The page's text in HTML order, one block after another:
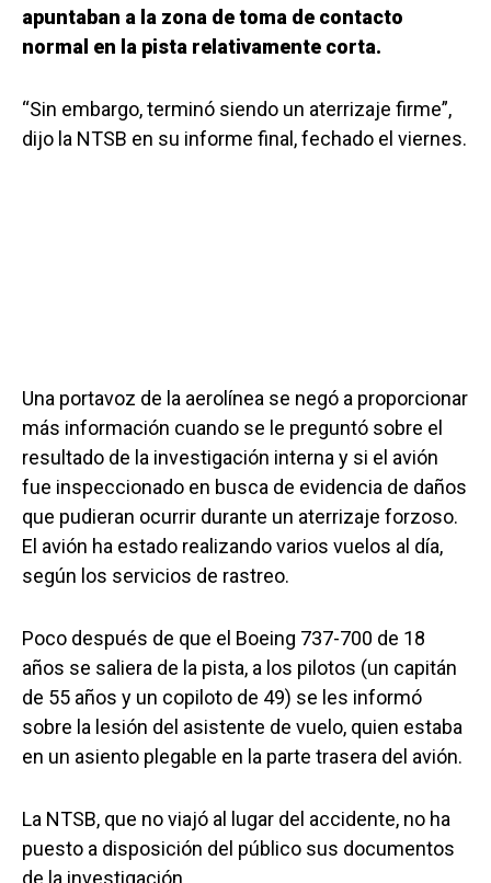
apuntaban a la zona de toma de contacto
normal en la pista relativamente corta.
“Sin embargo, terminó siendo un aterrizaje firme”,
dijo la NTSB en su informe final, fechado el viernes.
Una portavoz de la aerolínea se negó a proporcionar
más información cuando se le preguntó sobre el
resultado de la investigación interna y si el avión
fue inspeccionado en busca de evidencia de daños
que pudieran ocurrir durante un aterrizaje forzoso.
El avión ha estado realizando varios vuelos al día,
según los servicios de rastreo.
Poco después de que el Boeing 737-700 de 18
años se saliera de la pista, a los pilotos (un capitán
de 55 años y un copiloto de 49) se les informó
sobre la lesión del asistente de vuelo, quien estaba
en un asiento plegable en la parte trasera del avión.
La NTSB, que no viajó al lugar del accidente, no ha
puesto a disposición del público sus documentos
de la investigación.